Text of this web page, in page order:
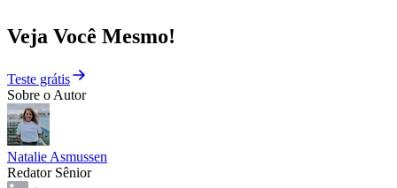
Veja Você Mesmo!
Teste grátis
Sobre o Autor
Natalie Asmussen
Redator Sênior